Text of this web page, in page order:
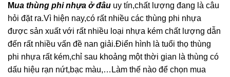
Mua thùng phi nhựa ở đâu uy tín,chất lượng đang là câu
hỏi đặt ra.Vì hiện nay,có rất nhiều các thùng phi nhựa
được sản xuất với rất nhiều loại nhựa kém chất lượng dẫn
đến rất nhiều vấn đề nan giải.Điển hình là tuổi thọ thùng
phi nhựa rất kém,chỉ sau khoảng một thời gian là thùng có
dấu hiệu rạn nứt,bạc màu,…Làm thế nào để chọn mua